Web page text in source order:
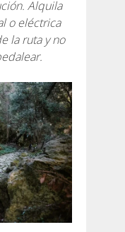
Alquila
o eléctrica
la ruta y no